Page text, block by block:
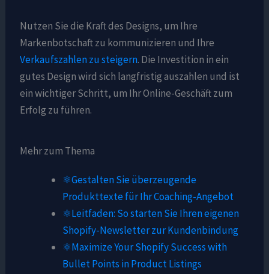
Nutzen Sie die Kraft des Designs, um Ihre
Markenbotschaft zu kommunizieren und Ihre
Verkaufszahlen zu steigern. Die Investition in ein
gutes Design wird sich langfristig auszahlen und ist
ein wichtiger Schritt, um Ihr Online-Geschäft zum
Erfolg zu führen.
Mehr zum Thema
⚛️Gestalten Sie überzeugende
Produkttexte für Ihr Coaching-Angebot
⚛️Leitfaden: So starten Sie Ihren eigenen
Shopify-Newsletter zur Kundenbindung
⚛️Maximize Your Shopify Success with
Bullet Points in Product Listings